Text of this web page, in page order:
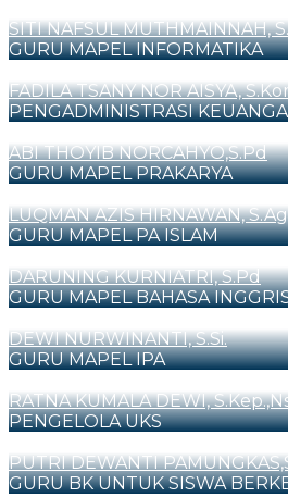
SITI NAFSUL MUTHMAINNAH,
GURU MAPEL INFORMATIKA
FADILA TSANY NOR AISYA,
PENGADMINISTRASI
ABI THOYIB NORCAHYO,S.Pd
GURU MAPEL PRAKARYA
LUQMAN AZIS HIRNAWAN,
GURU MAPEL PA ISLAM
DARUNING KURNIATRI, S.Pd
GURU MAPEL BAHASA
DEWI NURWINANTI, S.Si.
GURU MAPEL IPA
RATNA KUMALA DEWI,
PENGELOLA UKS
PUTRI DEWANTI
GURU BK UNTUK SISWA